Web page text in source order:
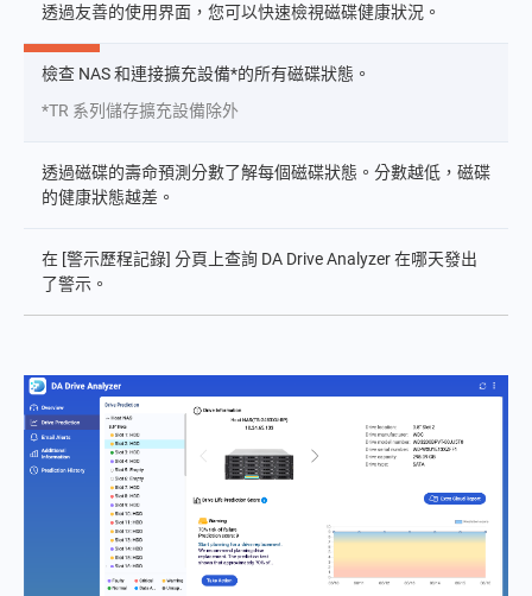
透過友善的使用界面，您可以快速檢視磁碟健康狀況。
檢查 NAS 和連接擴充設備*的所有磁碟狀態。
*TR 系列儲存擴充設備除外
透過磁碟的壽命預測分數了解每個磁碟狀態。分數越低，磁碟
的健康狀態越差。
在 [警示歷程記錄] 分頁上查詢 DA Drive Analyzer 在哪天發出
了警示。